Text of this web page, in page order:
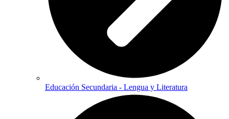
Educación Secundaria - Lengua y Literatura